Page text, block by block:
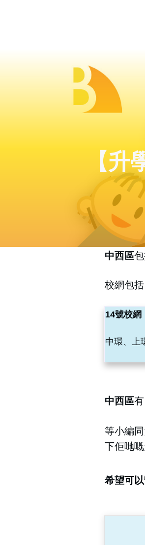
【
中西區包
校網包括
14號校網
中環、上
中西區有
等小編
下佢哋
希望可